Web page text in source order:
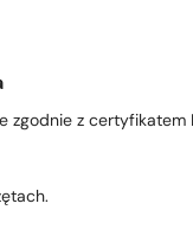
zgodnie z certyfikatem